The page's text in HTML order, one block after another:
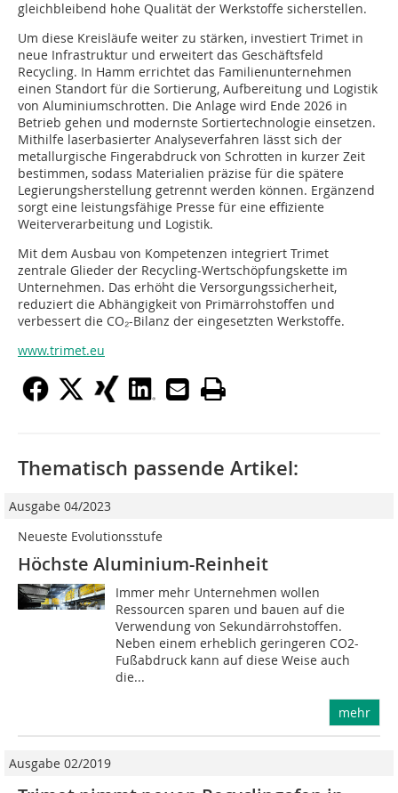
gleichbleibend hohe Qualität der Werkstoffe sicherstellen.
Um diese Kreisläufe weiter zu stärken, investiert Trimet in
neue Infrastruktur und erweitert das Geschäftsfeld
Recycling. In Hamm errichtet das Familienunternehmen
einen Standort für die Sortierung, Aufbereitung und Logistik
von Aluminiumschrotten. Die Anlage wird Ende 2026 in
Betrieb gehen und modernste Sortiertechnologie einsetzen.
Mithilfe laserbasierter Analyseverfahren lässt sich der
metallurgische Fingerabdruck von Schrotten in kurzer Zeit
bestimmen, sodass Materialien präzise für die spätere
Legierungsherstellung getrennt werden können. Ergänzend
sorgt eine leistungsfähige Presse für eine effiziente
Weiterverarbeitung und Logistik.
Mit dem Ausbau von Kompetenzen integriert Trimet
zentrale Glieder der Recycling-Wertschöpfungskette im
Unternehmen. Das erhöht die Versorgungssicherheit,
reduziert die Abhängigkeit von Primärrohstoffen und
verbessert die CO₂-Bilanz der eingesetzten Werkstoffe.
www.trimet.eu
Thematisch passende Artikel:
Ausgabe 04/2023
Neueste Evolutionsstufe
Höchste Aluminium-Reinheit
Immer mehr Unternehmen wollen
Ressourcen sparen und bauen auf die
Verwendung von Sekundärrohstoffen.
Neben einem erheblich geringeren CO2-
Fußabdruck kann auf diese Weise auch
die...
mehr
Ausgabe 02/2019